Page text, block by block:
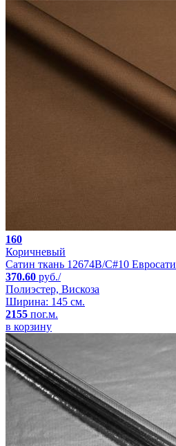
160
Коричневый
Сатин ткань 12674B/C#10
370.60 руб./
Полиэстер, Вискоза
Ширина: 145 см.
2155 пог.м.
в корзину